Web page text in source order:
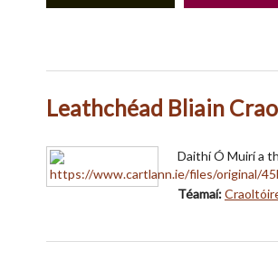
Leathchéad Bliain
Daithí Ó Muirí a
Téamaí: